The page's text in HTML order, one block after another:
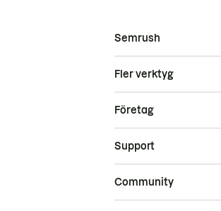
Semrush
Fler verktyg
Företag
Support
Community